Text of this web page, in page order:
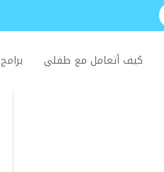
كيف أتعامل مع طفلي برامج